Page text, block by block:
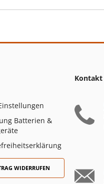
Batterien &
WIDERRUFEN
Kontakt